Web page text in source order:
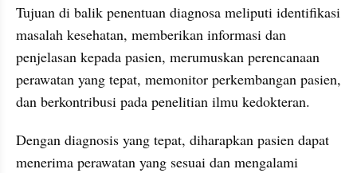
Tujuan di balik penentuan diagnosa meliputi identifikasi
masalah kesehatan, memberikan informasi dan
penjelasan kepada pasien, merumuskan perencanaan
perawatan yang tepat, memonitor perkembangan pasien,
dan berkontribusi pada penelitian ilmu kedokteran.
Dengan diagnosis yang tepat, diharapkan pasien dapat
menerima perawatan yang sesuai dan mengalami